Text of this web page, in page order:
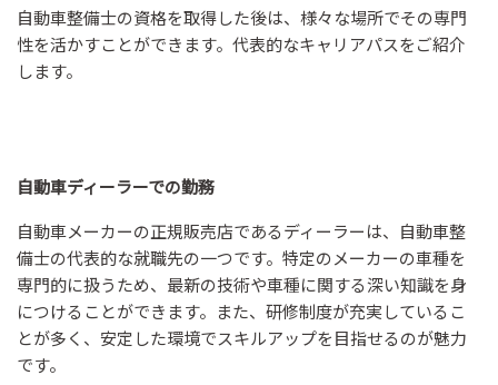
自動車整備士の資格を取得した後は、様々な場所でその専門
性を活かすことができます。代表的なキャリアパスをご紹介
します。
自動車ディーラーでの勤務
自動車メーカーの正規販売店であるディーラーは、自動車整
備士の代表的な就職先の一つです。特定のメーカーの車種を
専門的に扱うため、最新の技術や車種に関する深い知識を身
につけることができます。また、研修制度が充実しているこ
とが多く、安定した環境でスキルアップを目指せるのが魅力
です。